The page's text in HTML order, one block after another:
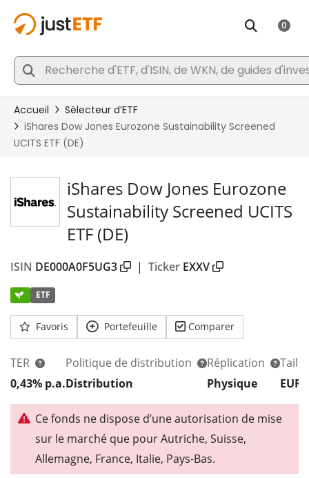
iShares Dow Jones Eurozone
Sustainability Screened UCITS
ETF (DE)
ISIN DE000A0F5UG3 | Ticker EXXV
ETF
Favoris Portefeuille Comparer
TER
0,43% p.a.
Politique de distribution
Distribution
Réplication
Physique
EUR
Ce fonds ne dispose d’une autorisation de mise
sur le marché que pour Autriche, Suisse,
Allemagne, France, Italie, Pays-Bas.